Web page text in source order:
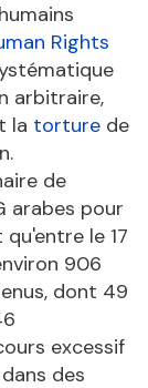
Rights
arbitraire,
la torture de
de
arabes pour
le 17
906
dont 49
excessif
des